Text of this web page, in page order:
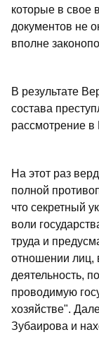
которые в свое
документов не
вполне
В результате
состава
рассмотрение в
На этот раз
полной
что секретный
воли
труда и
отношении лиц,
деятельность,
проводимую
хозяйстве".
Зубаирова и